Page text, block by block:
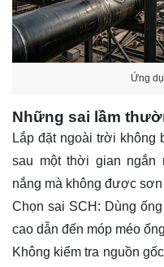
Ứng
Những sai lầm
Lắp đặt ngoài trời không
sau một thời gian
nắng mà không được sơn
Chọn sai SCH : Dùng
cao dẫn đến móp méo
Không kiểm tra nguồn gốc